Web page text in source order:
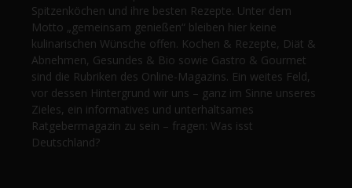
Spitzenköchen und ihre besten Rezepte. Unter dem
Motto „gemeinsam genießen“ bleiben hier keine
kulinarischen Wünsche offen. Kochen & Rezepte, Diät &
Abnehmen, Gesundes & Bio sowie Gastro & Gourmet
sind die Rubriken des Online-Magazins. Ein weites Feld,
vor dessen Hintergrund wir uns – ganz im Sinne unseres
Zieles, ein informatives und unterhaltsames
Ratgebermagazin zu sein – fragen: Was isst
Deutschland?